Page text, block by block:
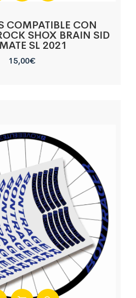
COMPATIBLE CON
SHOX BRAIN SID
SL 2021
15,00€